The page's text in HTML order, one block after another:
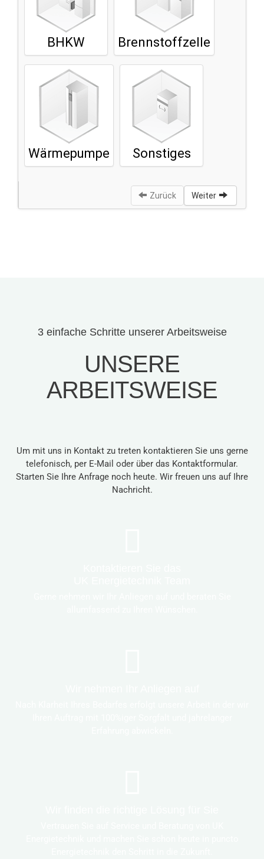
3 einfache Schritte unserer Arbeitsweise
UNSERE
ARBEITSWEISE
Um mit uns in Kontakt zu treten kontaktieren Sie uns gerne
telefonisch, per E-Mail oder über das Kontaktformular.
Starten Sie Ihre Anfrage noch heute. Wir freuen uns auf Ihre
Nachricht.